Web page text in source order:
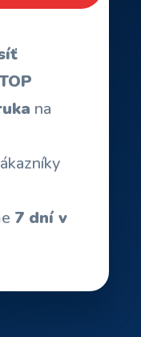
na
7 dní v